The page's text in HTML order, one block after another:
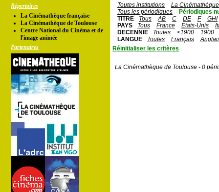
Répertoires
La Cinémathèque française
La Cinémathèque de Toulouse
Centre National du Cinéma et de
l'image animée
Partenaires
Toutes institutions
La
Tous les périodiques
Périodiques
TITRE
Tous AB C DE F
GHI
PAYS
Tous France Etats-Unis
DECENNIE
Toutes <1900
1900
LANGUE
Toutes Français
Réinitialiser les critères
La Cinémathèque de Toulouse - 0